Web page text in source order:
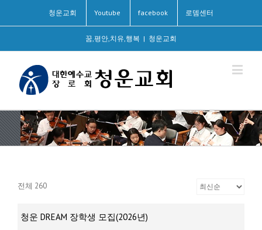
청운교회 Youtube facebook 로뎀센터
꿈,평안,치유,행복 | 청운교회
전체 260
청운 DREAM 장학생 모집(2026년)